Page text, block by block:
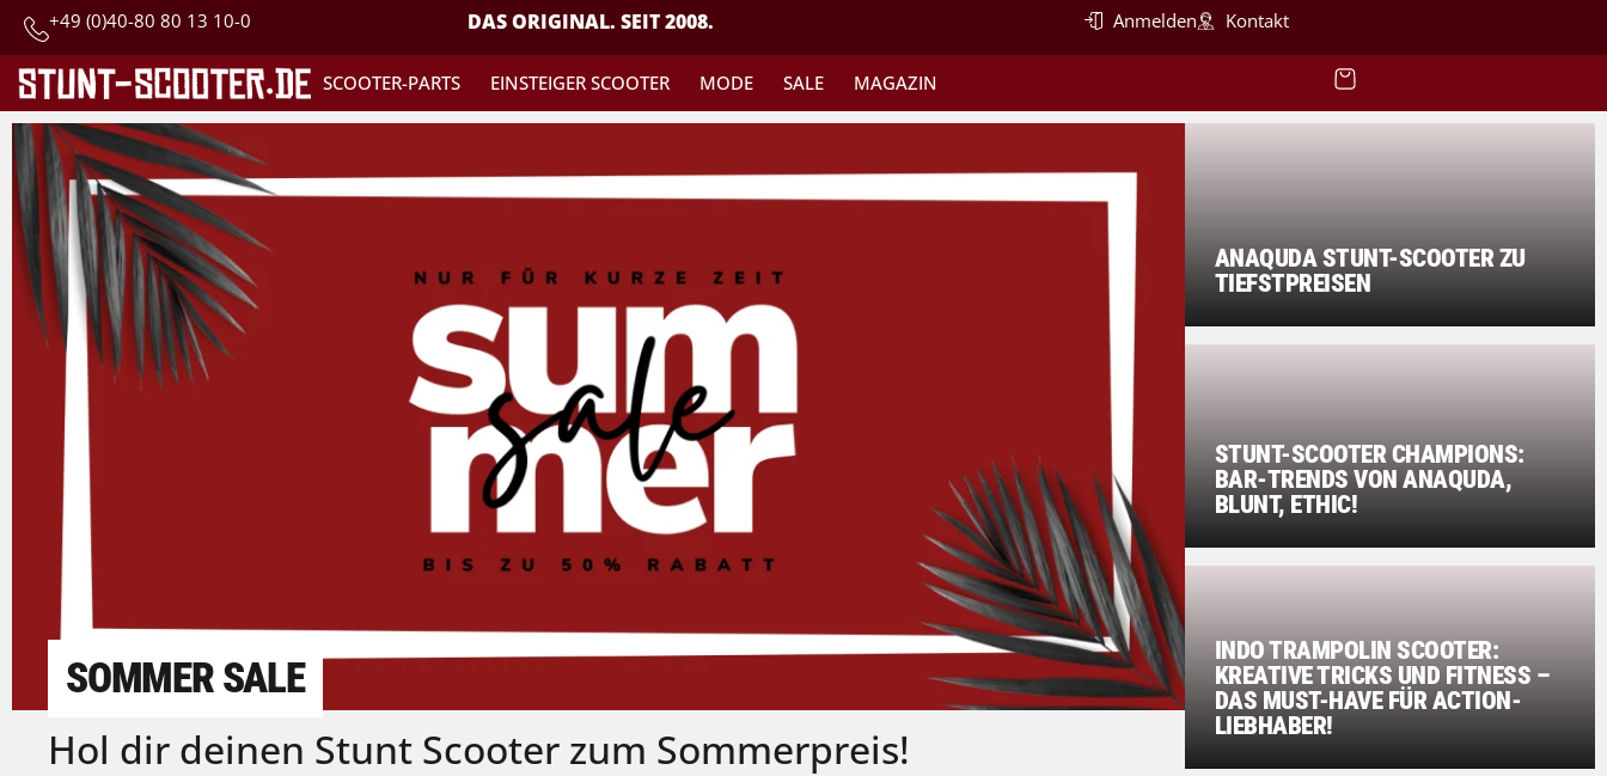
+49 (0)40-80 80 13 10-0 DAS ORIGINAL. SEIT 2008. Anmelden Kontakt
SCOOTER-PARTS EINSTEIGER SCOOTER MODE SALE MAGAZIN
SOMMER SALE
Hol dir deinen Stunt Scooter zum Sommerpreis!
ANAQUDA STUNT-SCOOTER ZU
TIEFSTPREISEN
STUNT-SCOOTER CHAMPIONS:
BAR-TRENDS VON ANAQUDA,
BLUNT, ETHIC!
INDO TRAMPOLIN SCOOTER:
KREATIVE TRICKS UND FITNESS –
DAS MUST-HAVE FÜR ACTION-
LIEBHABER!